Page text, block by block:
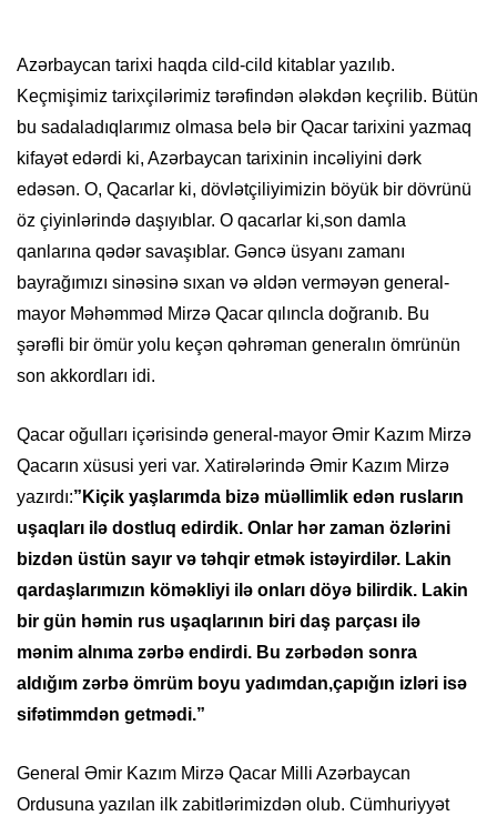
Azərbaycan tarixi haqda cild-cild kitablar yazılıb.
Keçmişimiz tarixçilərimiz tərəfindən ələkdən keçrilib. Bütün
bu sadaladıqlarımız olmasa belə bir Qacar tarixini yazmaq
kifayət edərdi ki, Azərbaycan tarixinin incəliyini dərk
edəsən. O, Qacarlar ki, dövlətçiliyimizin böyük bir dövrünü
öz çiyinlərində daşıyıblar. O qacarlar ki,son damla
qanlarına qədər savaşıblar. Gəncə üsyanı zamanı
bayrağımızı sinəsinə sıxan və əldən verməyən general-
mayor Məhəmməd Mirzə Qacar qılıncla doğranıb. Bu
şərəfli bir ömür yolu keçən qəhrəman generalın ömrünün
son akkordları idi.
Qacar oğulları içərisində general-mayor Əmir Kazım Mirzə
Qacarın xüsusi yeri var. Xatirələrində Əmir Kazım Mirzə
yazırdı:”Kiçik yaşlarımda bizə müəllimlik edən rusların
uşaqları ilə dostluq edirdik. Onlar hər zaman özlərini
bizdən üstün sayır və təhqir etmək istəyirdilər. Lakin
qardaşlarımızın köməkliyi ilə onları döyə bilirdik. Lakin
bir gün həmin rus uşaqlarının biri daş parçası ilə
mənim alnıma zərbə endirdi. Bu zərbədən sonra
aldığım zərbə ömrüm boyu yadımdan,çapığın izləri isə
sifətimmdən getmədi.”
General Əmir Kazım Mirzə Qacar Milli Azərbaycan
Ordusuna yazılan ilk zabitlərimizdən olub. Cümhuriyyət